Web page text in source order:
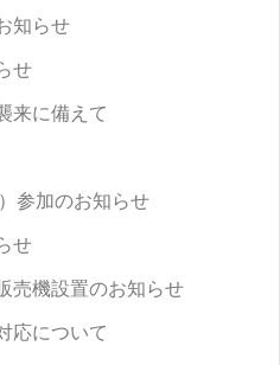
知らせ
せ
来に備えて
参加のお知らせ
せ
売機設置のお知らせ
応について